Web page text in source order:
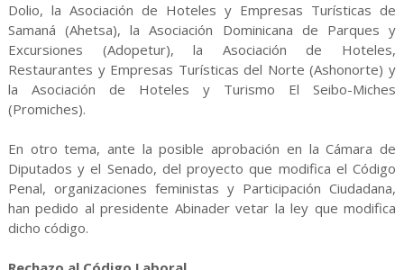
Dolio, la Asociación de Hoteles y Empresas Turísticas de
Samaná (Ahetsa), la Asociación Dominicana de Parques y
Excursiones (Adopetur), la Asociación de Hoteles,
Restaurantes y Empresas Turísticas del Norte (Ashonorte) y
la Asociación de Hoteles y Turismo El Seibo-Miches
(Promiches).
En otro tema, ante la posible aprobación en la Cámara de
Diputados y el Senado, del proyecto que modifica el Código
Penal, organizaciones feministas y Participación Ciudadana,
han pedido al presidente Abinader vetar la ley que modifica
dicho código.